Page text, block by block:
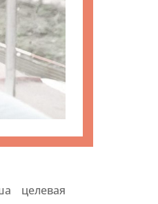
целевая